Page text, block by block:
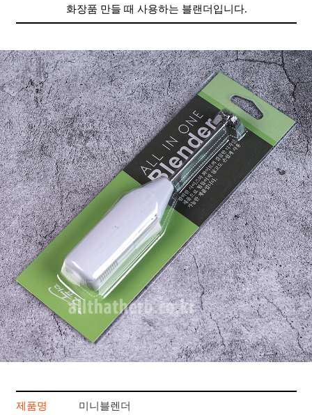
화장품 만들 때 사용하는 블랜더입니다.
제품명 미니블렌더